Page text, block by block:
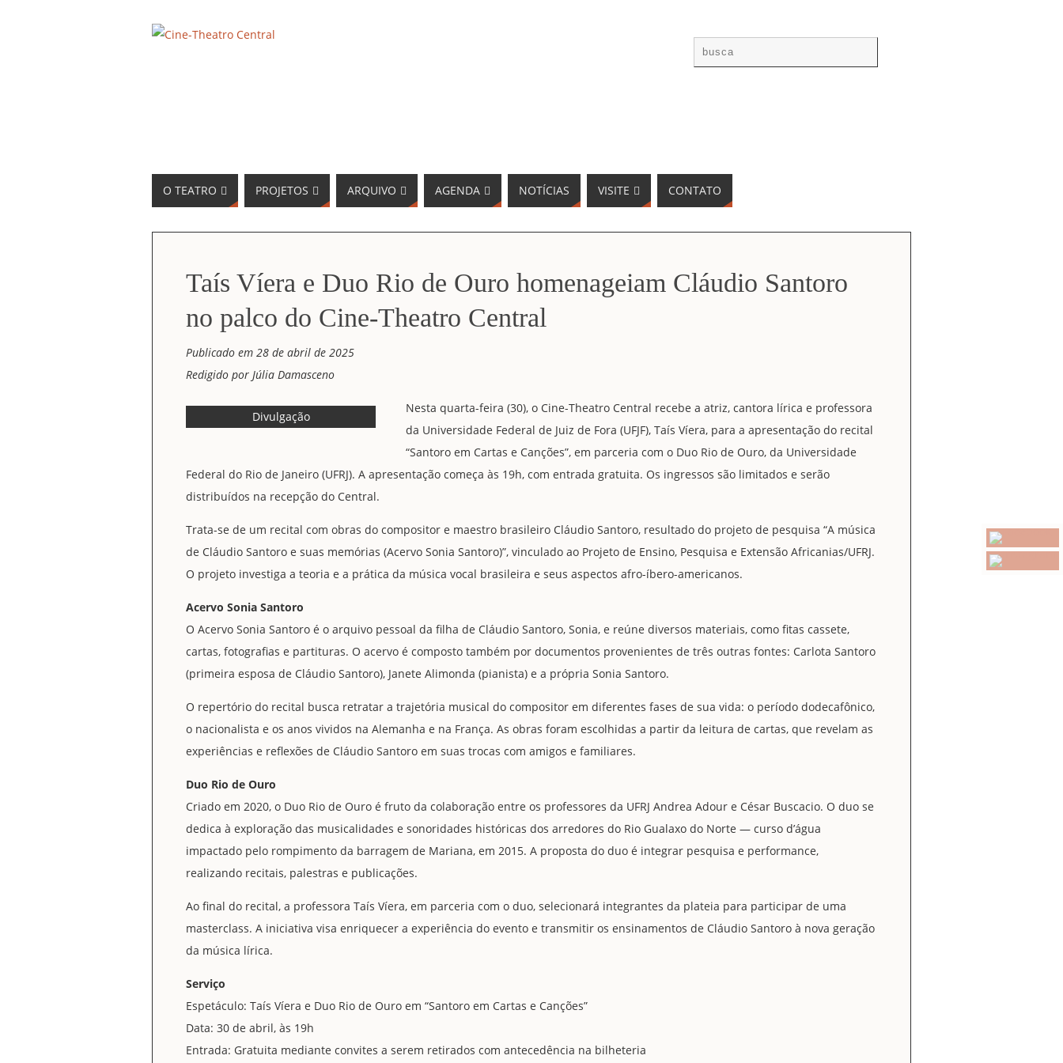
O TEATRO PROJETOS ARQUIVO AGENDA NOTÍCIAS VISITE CONTATO
Taís Víera e Duo Rio de Ouro homenageiam Cláudio Santoro
no palco do Cine-Theatro Central
Publicado em 28 de abril de 2025
Redigido por Júlia Damasceno
Divulgação
Nesta quarta-feira (30), o Cine-Theatro Central recebe a atriz, cantora lírica e professora
da Universidade Federal de Juiz de Fora (UFJF), Taís Víera, para a apresentação do recital
“Santoro em Cartas e Canções”, em parceria com o Duo Rio de Ouro, da Universidade
Federal do Rio de Janeiro (UFRJ). A apresentação começa às 19h, com entrada gratuita. Os ingressos são limitados e serão
distribuídos na recepção do Central.
Trata-se de um recital com obras do compositor e maestro brasileiro Cláudio Santoro, resultado do projeto de pesquisa “A música
de Cláudio Santoro e suas memórias (Acervo Sonia Santoro)”, vinculado ao Projeto de Ensino, Pesquisa e Extensão Africanias/UFRJ.
O projeto investiga a teoria e a prática da música vocal brasileira e seus aspectos afro-íbero-americanos.
Acervo Sonia Santoro
O Acervo Sonia Santoro é o arquivo pessoal da filha de Cláudio Santoro, Sonia, e reúne diversos materiais, como fitas cassete,
cartas, fotografias e partituras. O acervo é composto também por documentos provenientes de três outras fontes: Carlota Santoro
(primeira esposa de Cláudio Santoro), Janete Alimonda (pianista) e a própria Sonia Santoro.
O repertório do recital busca retratar a trajetória musical do compositor em diferentes fases de sua vida: o período dodecafônico,
o nacionalista e os anos vividos na Alemanha e na França. As obras foram escolhidas a partir da leitura de cartas, que revelam as
experiências e reflexões de Cláudio Santoro em suas trocas com amigos e familiares.
Duo Rio de Ouro
Criado em 2020, o Duo Rio de Ouro é fruto da colaboração entre os professores da UFRJ Andrea Adour e César Buscacio. O duo se
dedica à exploração das musicalidades e sonoridades históricas dos arredores do Rio Gualaxo do Norte — curso d’água
impactado pelo rompimento da barragem de Mariana, em 2015. A proposta do duo é integrar pesquisa e performance,
realizando recitais, palestras e publicações.
Ao final do recital, a professora Taís Víera, em parceria com o duo, selecionará integrantes da plateia para participar de uma
masterclass. A iniciativa visa enriquecer a experiência do evento e transmitir os ensinamentos de Cláudio Santoro à nova geração
da música lírica.
Serviço
Espetáculo: Taís Víera e Duo Rio de Ouro em “Santoro em Cartas e Canções”
Data: 30 de abril, às 19h
Entrada: Gratuita mediante convites a serem retirados com antecedência na bilheteria